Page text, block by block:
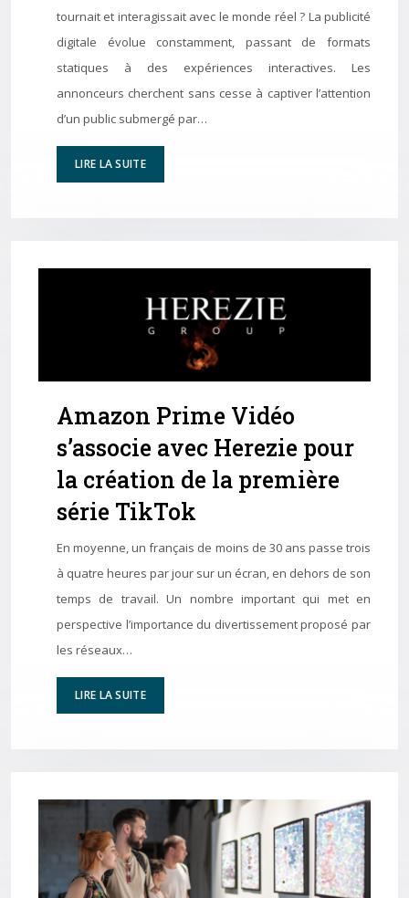
tournait et interagissait avec le monde réel ? La publicité
digitale évolue constamment, passant de formats
statiques à des expériences interactives. Les
annonceurs cherchent sans cesse à captiver l’attention
d’un public submergé par…
LIRE LA SUITE
Amazon Prime Vidéo
s’associe avec Herezie pour
la création de la première
série TikTok
En moyenne, un français de moins de 30 ans passe trois
à quatre heures par jour sur un écran, en dehors de son
temps de travail. Un nombre important qui met en
perspective l’importance du divertissement proposé par
les réseaux…
LIRE LA SUITE